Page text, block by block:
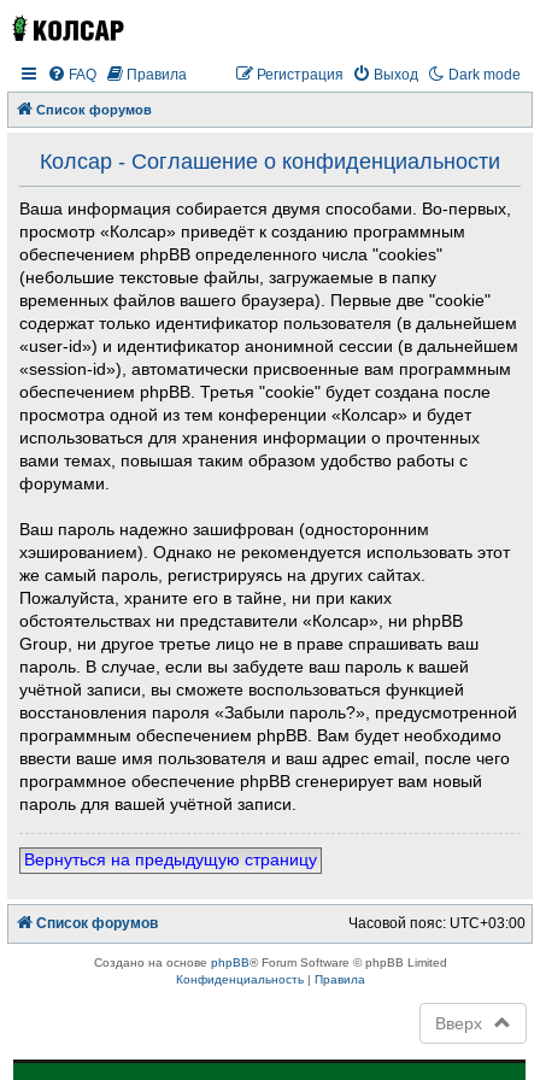
Dark mode
FAQ Правила Выход
Регистрация
Список форумов
Колсар - Соглашение о конфиденциальности
Ваша информация собирается двумя способами. Во-первых,
просмотр «Колсар» приведёт к созданию программным
обеспечением phpBB определенного числа "cookies"
(небольшие текстовые файлы, загружаемые в папку
временных файлов вашего браузера). Первые две "cookie"
содержат только идентификатор пользователя (в дальнейшем
«user-id») и идентификатор анонимной сессии (в дальнейшем
«session-id»), автоматически присвоенные вам программным
обеспечением phpBB. Третья "cookie" будет создана после
просмотра одной из тем конференции «Колсар» и будет
использоваться для хранения информации о прочтенных
вами темах, повышая таким образом удобство работы с
форумами.
Ваш пароль надежно зашифрован (односторонним
хэшированием). Однако не рекомендуется использовать этот
же самый пароль, регистрируясь на других сайтах.
Пожалуйста, храните его в тайне, ни при каких
обстоятельствах ни представители «Колсар», ни phpBB
Group, ни другое третье лицо не в праве спрашивать ваш
пароль. В случае, если вы забудете ваш пароль к вашей
учётной записи, вы сможете воспользоваться функцией
восстановления пароля «Забыли пароль?», предусмотренной
программным обеспечением phpBB. Вам будет необходимо
ввести ваше имя пользователя и ваш адрес email, после чего
программное обеспечение phpBB сгенерирует вам новый
пароль для вашей учётной записи.
Вернуться на предыдущую страницу
Список форумов Часовой пояс: UTC+03:00
Создано на основе phpBB® Forum Software © phpBB Limited
Конфиденциальность| Правила
Вверх